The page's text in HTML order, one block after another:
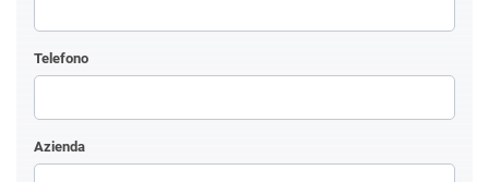
Telefono
Azienda